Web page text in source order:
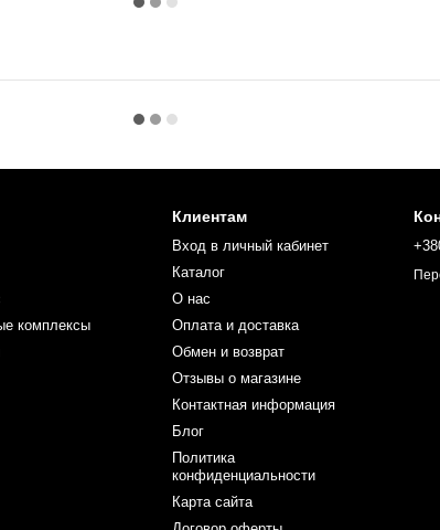
комплексы
Клиентам
Вход в личный кабинет
Каталог
О нас
Оплата и доставка
Обмен и возврат
Отзывы о магазине
Контактная информация
Блог
Политика
конфиденциальности
Карта сайта